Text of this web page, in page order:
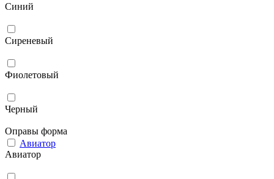
Синий
Сиреневый
Фиолетовый
Черный
Оправы форма
Авиатор
Авиатор